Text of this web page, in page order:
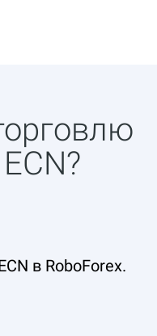
в RoboForex.